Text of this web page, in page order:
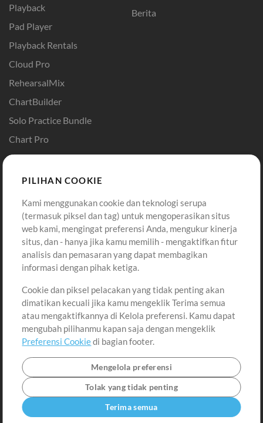
Playback
Pad Player
Playback Rentals
Cloud Pro
RehearsalMix
ChartBuilder
Solo Practice Bundle
Chart Pro
Template ProPresenter
Sound
Berita
Pembelian
Beli Kredit
Konten Gratis
Permintaan Lagu
Lain-lain
Sesi
Kirimkan musik kamu
Playlist
MT Conference
Akun
Masuk
Daftar
Lihat Keranjang
PILIHAN COOKIE
Kami menggunakan cookie dan teknologi serupa
(termasuk piksel dan tag) untuk mengoperasikan situs
web kami, mengingat preferensi Anda, mengukur kinerja
situs, dan - hanya jika kamu memilih - mengaktifkan fitur
analisis dan pemasaran yang dapat membagikan
informasi dengan pihak ketiga.
Cookie dan piksel pelacakan yang tidak penting akan
dimatikan kecuali jika kamu mengeklik Terima semua
atau mengaktifkannya di Kelola preferensi. Kamu dapat
mengubah pilihanmu kapan saja dengan mengeklik
Preferensi Cookiedi bagian footer.
Mengelola preferensi
Tolak yang tidak penting
Terima semua